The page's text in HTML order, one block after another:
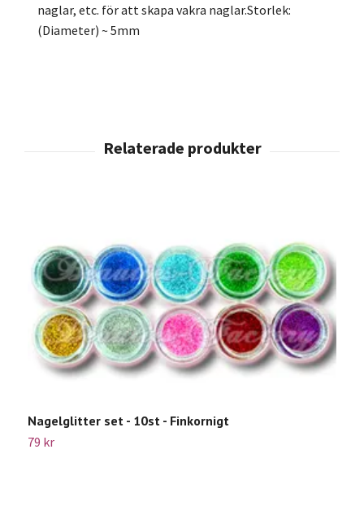
naglar, etc. för att skapa vakra naglar.Storlek:
(Diameter) ~ 5mm
Nagelglitter set - 10st - Finkornigt
79 kr